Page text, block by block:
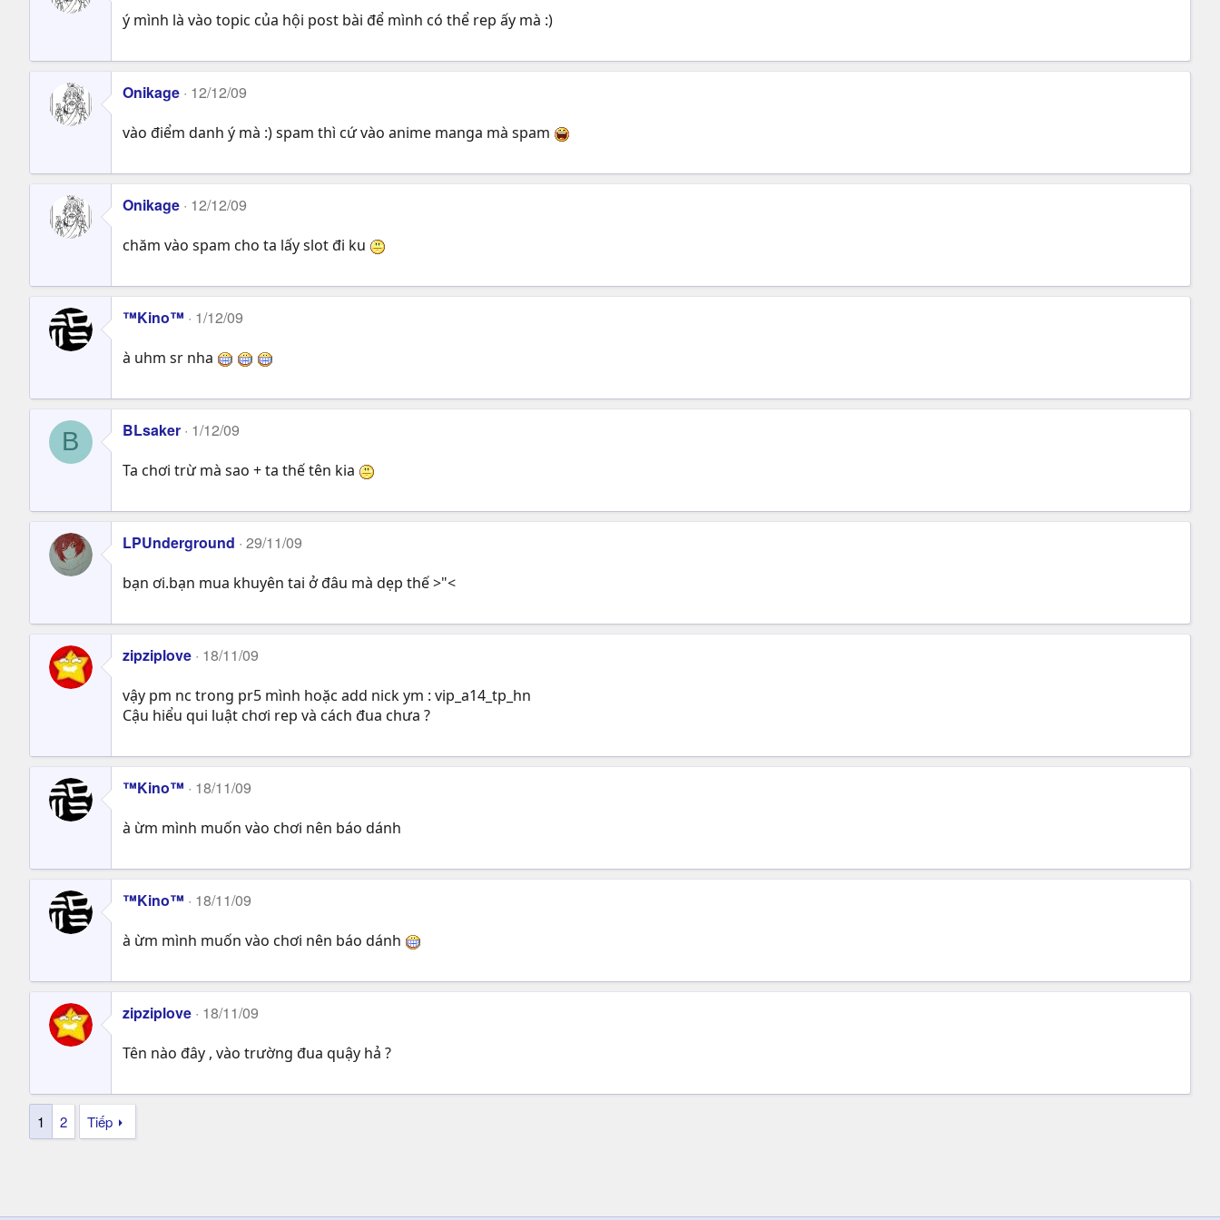
ý mình là vào topic của hội post bài để mình có thể rep ấy mà :)
Onikage 12/12/09
vào điểm danh ý mà :) spam thì cứ vào anime manga mà spam
Onikage 12/12/09
chăm vào spam cho ta lấy slot đi ku
™Kino™ 1/12/09
à uhm sr nha
B BLsaker 1/12/09
Ta chơi trừ mà sao + ta thế tên kia
LPUnderground 29/11/09
bạn ơi.bạn mua khuyên tai ở đâu mà dẹp thế >"<
zipziplove 18/11/09
vậy pm nc trong pr5 mình hoặc add nick ym : vip_a14_tp_hn
Cậu hiểu qui luật chơi rep và cách đua chưa ?
™Kino™ 18/11/09
à ừm mình muốn vào chơi nên báo dánh
™Kino™ 18/11/09
à ừm mình muốn vào chơi nên báo dánh
zipziplove 18/11/09
Tên nào đây , vào trường đua quậy hả ?
1 2 Tiếp